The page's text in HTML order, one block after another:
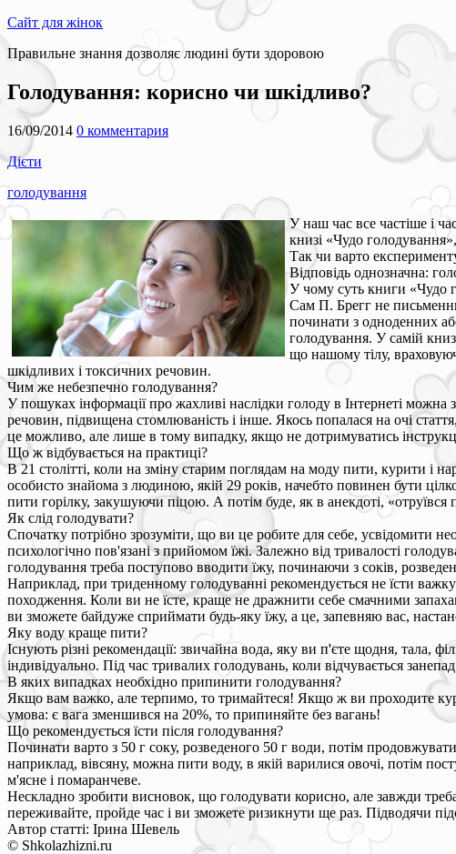
Сайт для жінок
Правильне знання дозволяє людині бути здоровою
Голодування: корисно чи шкідливо?
16/09/2014 0 комментария
Дієти
голодування
У наш час все частіше і
книзі «Чудо
Так чи варто
Відповідь однозначна:
У чому суть книги «Чудо
Сам П. Брегг не
починати з одноденних
голодування. У самій
що нашому тілу,
шкідливих і токсичних речовин.
Чим же небезпечно голодування?
У пошуках інформації про жахливі наслідки голоду в Інтернеті
речовин, підвищена стомлюваність і інше. Якось попалася на очі
це можливо, але лише в тому випадку, якщо не дотримуватись
Що ж відбувається на практиці?
В 21 столітті, коли на зміну старим поглядам на моду пити, курити і
особисто знайома з людиною, якій 29 років, начебто повинен бути
пити горілку, закушуючи піцою. А потім буде, як в анекдоті,
Як слід голодувати?
Спочатку потрібно зрозуміти, що ви це робите для себе, усвідомити
психологічно пов'язані з прийомом їжі. Залежно від тривалості
голодування треба поступово вводити їжу, починаючи з соків,
Наприклад, при триденному голодуванні рекомендується не їсти
походження. Коли ви не їсте, краще не дражнити себе смачними
ви зможете байдуже сприймати будь-яку їжу, а це, запевняю вас,
Яку воду краще пити?
Існують різні рекомендації: звичайна вода, яку ви п'єте щодня, тала,
індивідуально. Під час тривалих голодувань, коли відчувається
В яких випадках необхідно припинити голодування?
Якщо вам важко, але терпимо, то тримайтеся! Якщо ж ви проходите
умова: є вага зменшився на 20%, то припиняйте без вагань!
Що рекомендується їсти після голодування?
Починати варто з 50 г соку, розведеного 50 г води, потім
наприклад, вівсяну, можна пити воду, в якій варилися овочі, потім
м'ясне і помаранчеве.
Нескладно зробити висновок, що голодувати корисно, але завжди
переживайте, пройде час і ви зможете ризикнути ще раз. Підводячи
Автор статті: Ірина Шевель
© Shkolazhizni.ru